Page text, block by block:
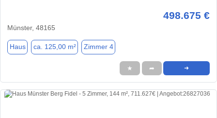
498.675 €
Münster, 48165
Haus ca. 125,00 m² Zimmer 4
★ ➦ ➜